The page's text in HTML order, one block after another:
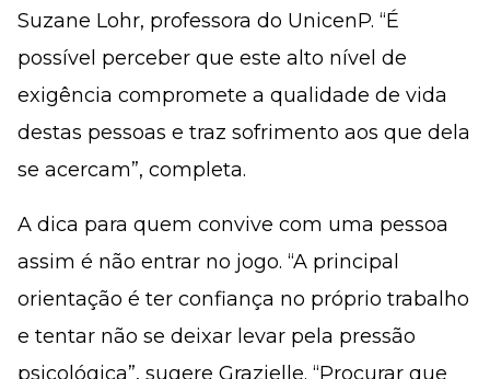
Suzane Lohr, professora do UnicenP. “É
possível perceber que este alto nível de
exigência compromete a qualidade de vida
destas pessoas e traz sofrimento aos que dela
se acercam”, completa.
A dica para quem convive com uma pessoa
assim é não entrar no jogo. “A principal
orientação é ter confiança no próprio trabalho
e tentar não se deixar levar pela pressão
psicológica”, sugere Grazielle. “Procurar que